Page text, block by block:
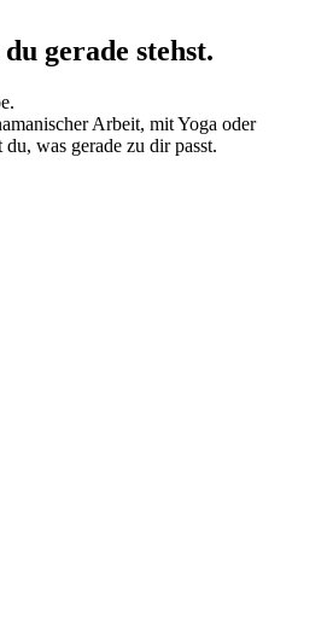
gerade stehst.
Arbeit, mit Yoga oder
was gerade zu dir passt.